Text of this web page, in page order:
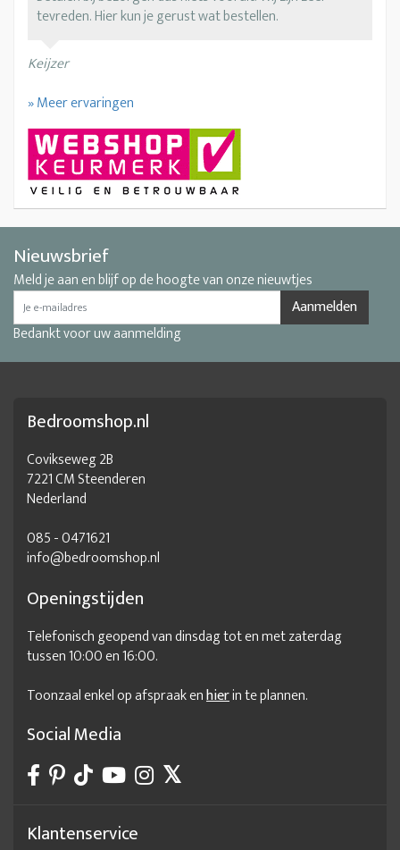
tevreden. Hier kun je gerust wat bestellen.
Keijzer
» Meer ervaringen
Nieuwsbrief
Meld je aan en blijf op de hoogte van onze nieuwtjes
Aanmelden
Bedankt voor uw aanmelding
Bedroomshop.nl
Covikseweg 2B
7221 CM Steenderen
Nederland
085 - 0471621
info@bedroomshop.nl
Openingstijden
Telefonisch geopend van dinsdag tot en met zaterdag
tussen 10:00 en 16:00.
Toonzaal enkel op afspraak enhierin te plannen.
Social Media
Klantenservice